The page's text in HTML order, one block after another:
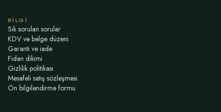
BILGI
Sık sorulan sorular
KDV ve belge düzeni
Garanti ve iade
Fidan dikimi
Gizlilik politikası
Mesafeli satış sözleşmesi
Ön bilgilendirme formu